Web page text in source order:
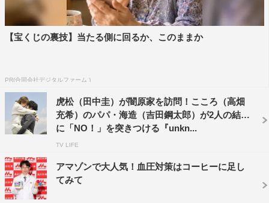
千葉雄大 コメント
【宝くじの裏技】当たる側に回るか、このままか
PR(合同会社デジタルファーム )
虎松（田中圭）が闇原家を訪問！こころ（高畑
充希）のパパ・海造（吉田鋼太郎）が2人の結婚
に「NO！」を突きつける『unkn...
TV LIFE
アマゾンで大人気！血圧対策はコーヒーに足し
てみて